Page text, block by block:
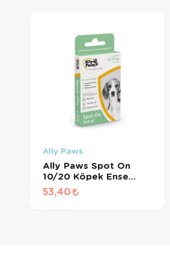
Ally Paws
Ally Paws Spot On
10/20 Köpek Ense
Damlası 3X3 Ml
53,40